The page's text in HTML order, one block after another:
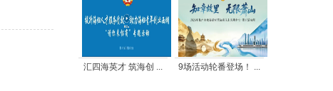
汇四海英才 筑海创 ... 9场活动轮番登场！ ...